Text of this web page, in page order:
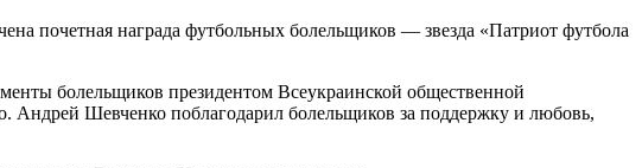
почетная награда футбольных болельщиков — звезда «Патриот футбола
болельщиков президентом Всеукраинской общественной
Шевченко поблагодарил болельщиков за поддержку и любовь,